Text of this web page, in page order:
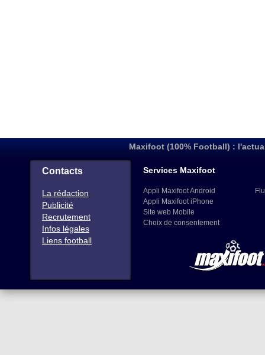
Maxifoot (100% Football) :
Contacts
La rédaction
Publicité
Recrutement
Infos légales
Liens football
Services Maxifoot
Appli Maxifoot Android
Appli Maxifoot iPhone
Site web Mobile
Choix de consentement